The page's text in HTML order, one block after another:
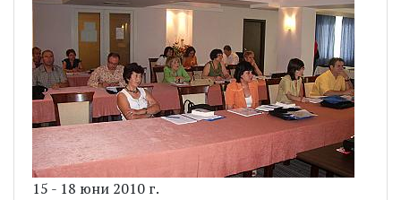
15 - 18 юни 2010 г.